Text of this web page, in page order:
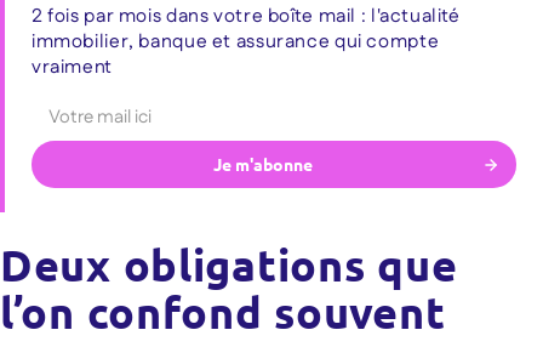
2 fois par mois dans votre boîte mail : l'actualité
immobilier, banque et assurance qui compte
vraiment
Deux obligations que
l’on confond souvent